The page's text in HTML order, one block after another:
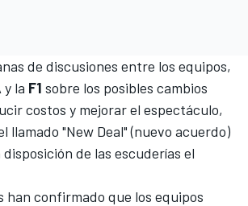
de discusiones entre los equipos,
y la F1 sobre los posibles cambios
costos y mejorar el espectáculo,
llamado "New Deal" (nuevo acuerdo)
de las escuderías el
confirmado que los equipos